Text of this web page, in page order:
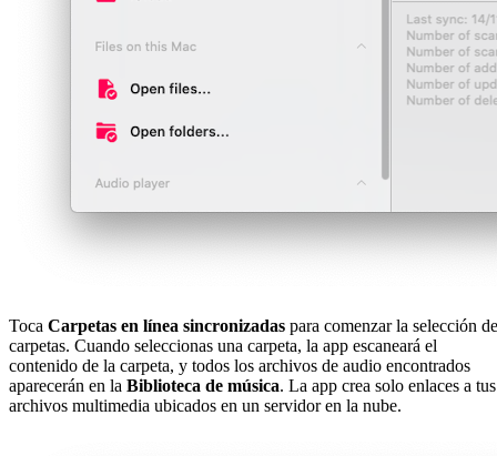
Toca Carpetas en línea sincronizadas para comenzar la selección de
carpetas. Cuando seleccionas una carpeta, la app escaneará el
contenido de la carpeta, y todos los archivos de audio encontrados
aparecerán en la Biblioteca de música. La app crea solo enlaces a tus
archivos multimedia ubicados en un servidor en la nube.